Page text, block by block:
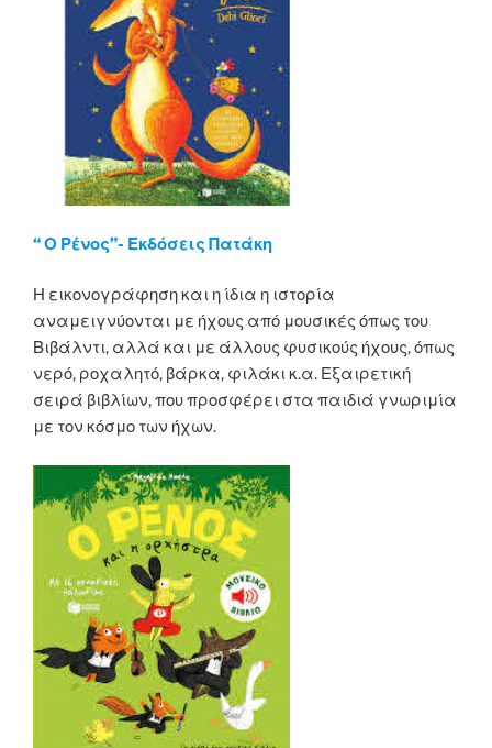
“ Ο Ρένος”- Εκδόσεις Πατάκη
Η εικονογράφηση και η ίδια η ιστορία
αναμειγνύονται με ήχους από μουσικές όπως του
Βιβάλντι, αλλά και με άλλους φυσικούς ήχους, όπως
νερό, ροχαλητό, βάρκα, φιλάκι κ.α. Εξαιρετική
σειρά βιβλίων, που προσφέρει στα παιδιά γνωριμία
με τον κόσμο των ήχων.